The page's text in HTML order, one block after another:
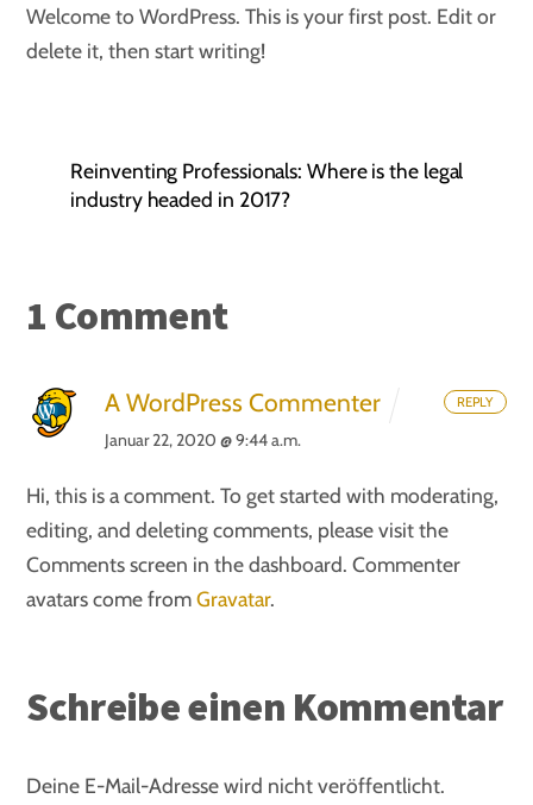
Welcome to WordPress. This is your first post. Edit or
delete it, then start writing!
Reinventing Professionals: Where is the legal
industry headed in 2017?
1 Comment
A WordPress Commenter
Januar 22, 2020 @ 9:44 a.m.
Hi, this is a comment. To get started with moderating,
editing, and deleting comments, please visit the
Comments screen in the dashboard. Commenter
avatars come fromGravatar.
REPLY
Schreibe einen Kommentar
Deine E-Mail-Adresse wird nicht veröffentlicht.